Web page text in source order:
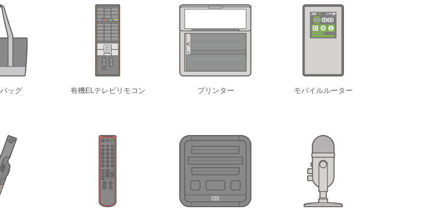
ッグ 有機ELテレビリモコン プリンター モバイルルーター